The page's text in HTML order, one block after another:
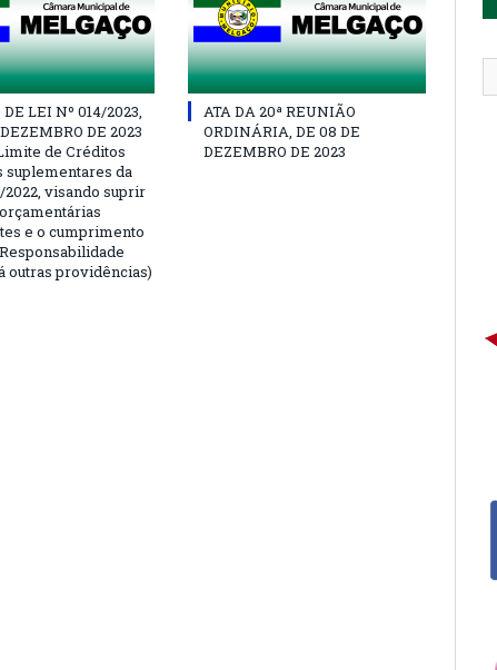
LEI Nº 014/2023,
DE 2023
de Créditos
suplementares da
2022, visando suprir
e o cumprimento
outras providências)
ATA DA 20ª REUNIÃO
ORDINÁRIA, DE 08 DE
DEZEMBRO DE 2023